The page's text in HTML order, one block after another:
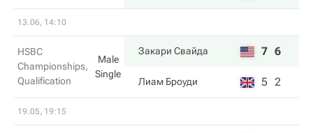
13.06, 14:10
HSBC
Championships,
Qualification
Male
Single
Закари Свайда 7 6
Лиам Броуди 5 2
19.05, 19:15